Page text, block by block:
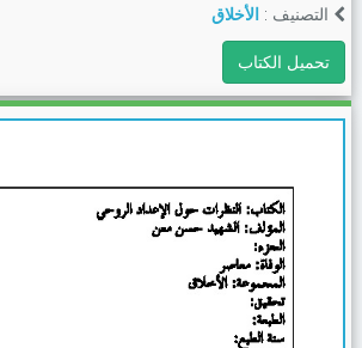
التصنيف : الأخلاق
تحميل الكتاب